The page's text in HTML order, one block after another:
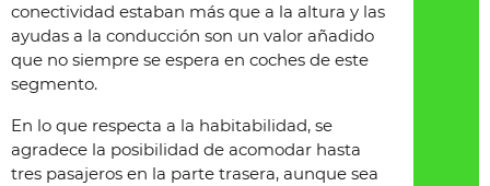
conectividad estaban más que a la altura y las
ayudas a la conducción son un valor añadido
que no siempre se espera en coches de este
segmento.
En lo que respecta a la habitabilidad, se
agradece la posibilidad de acomodar hasta
tres pasajeros en la parte trasera, aunque sea